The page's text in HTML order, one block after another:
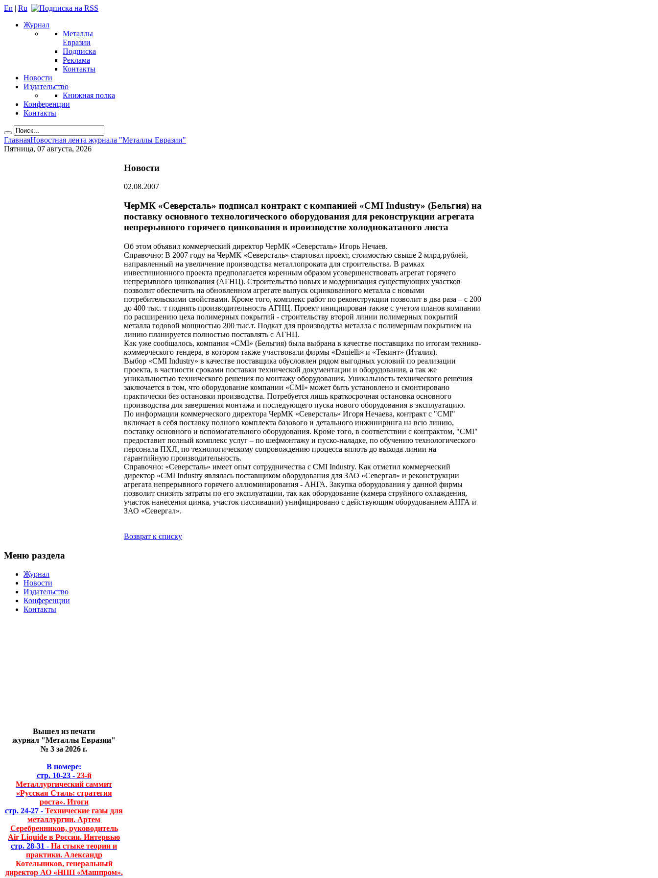
En | Ru
Журнал
Металлы
Евразии
Подписка
Реклама
Контакты
Новости
Издательство
Книжная полка
Конференции
Контакты
ГлавнаяНовостная лента журнала "Металлы Евразии"
Пятница, 07 августа, 2026
Новости
02.08.2007
ЧерМК «Северсталь» подписал контракт с компанией «CMI Industry» (Бельгия) на
поставку основного технологического оборудования для реконструкции агрегата
непрерывного горячего цинкования в производстве холоднокатаного листа
Об этом объявил коммерческий директор ЧерМК «Северсталь» Игорь Нечаев.
Справочно: В 2007 году на ЧерМК «Северсталь» стартовал проект, стоимостью свыше 2 млрд.рублей,
направленный на увеличение производства металлопроката для строительства. В рамках
инвестиционного проекта предполагается коренным образом усовершенствовать агрегат горячего
непрерывного цинкования (АГНЦ). Строительство новых и модернизация существующих участков
позволит обеспечить на обновленном агрегате выпуск оцинкованного металла с новыми
потребительскими свойствами. Кроме того, комплекс работ по реконструкции позволит в два раза – с 200
до 400 тыс. т поднять производительность АГНЦ. Проект инициирован также с учетом планов компании
по расширению цеха полимерных покрытий - строительству второй линии полимерных покрытий
металла годовой мощностью 200 тыс.т. Подкат для производства металла с полимерным покрытием на
линию планируется полностью поставлять с АГНЦ.
Как уже сообщалось, компания «CMI» (Бельгия) была выбрана в качестве поставщика по итогам технико-
коммерческого тендера, в котором также участвовали фирмы «Danielli» и «Текинт» (Италия).
Выбор «CMI Industry» в качестве поставщика обусловлен рядом выгодных условий по реализации
проекта, в частности сроками поставки технической документации и оборудования, а так же
уникальностью технического решения по монтажу оборудования. Уникальность технического решения
заключается в том, что оборудование компании «CMI» может быть установлено и смонтировано
практически без остановки производства. Потребуется лишь краткосрочная остановка основного
производства для завершения монтажа и последующего пуска нового оборудования в эксплуатацию.
По информации коммерческого директора ЧерМК «Северсталь» Игоря Нечаева, контракт с "CMI"
включает в себя поставку полного комплекта базового и детального инжиниринга на всю линию,
поставку основного и вспомогательного оборудования. Кроме того, в соответствии с контрактом, "CMI"
предоставит полный комплекс услуг – по шефмонтажу и пуско-наладке, по обучению технологического
персонала ПХЛ, по технологическому сопровождению процесса вплоть до выхода линии на
гарантийную производительность.
Справочно: «Северсталь» имеет опыт сотрудничества с CMI Industry. Как отметил коммерческий
директор «CMI Industry являлась поставщиком оборудования для ЗАО «Севергал» и реконструкции
агрегата непрерывного горячего аллюминирования - АНГА. Закупка оборудования у данной фирмы
позволит снизить затраты по его эксплуатации, так как оборудование (камера струйного охлаждения,
участок нанесения цинка, участок пассивации) унифицировано с действующим оборудованием АНГА и
ЗАО «Севергал».
Возврат к списку
Меню раздела
Журнал
Новости
Издательство
Конференции
Контакты
Вышел из печати
журнал "Металлы Евразии"
№ 3 за 2026 г.
В номере:
стр. 10-23 -23-й
Металлургический саммит
«Русская Сталь: стратегия
роста». Итоги
стр. 24-27 - Технические газы для
металлургии. Артем
Серебренников, руководитель
Air Liquide в России. Интервью
стр. 28-31 - На стыке теории и
практики. Александр
Котельников, генеральный
директор АО «НПП «Машпром».